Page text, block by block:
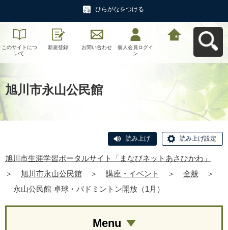
ひらがなをつける
このサイトにつ
いて
新規登録 お問い合わせ
個人会員ログイ
ン
旭川市永山公民館
読み上げ 読み上げ設定
旭川市生涯学習ポータルサイト「まなびネットあさひかわ」
＞
旭川市永山公民館 ＞ 講座・イベント ＞ 全般
＞
永山公民館 卓球・バドミントン開放（1月）
Menu